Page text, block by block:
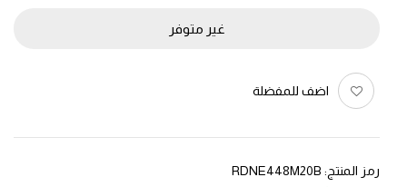
غير متوفر
اضف للمفضلة
رمز المنتج: RDNE448M20B